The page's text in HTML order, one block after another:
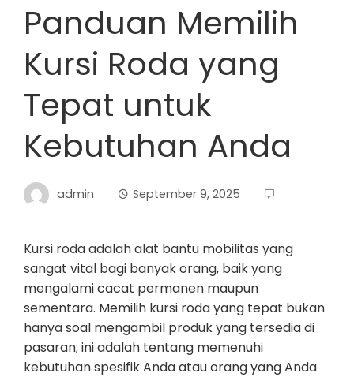
Panduan Memilih
Kursi Roda yang
Tepat untuk
Kebutuhan Anda
admin September 9, 2025
Kursi roda adalah alat bantu mobilitas yang
sangat vital bagi banyak orang, baik yang
mengalami cacat permanen maupun
sementara. Memilih kursi roda yang tepat bukan
hanya soal mengambil produk yang tersedia di
pasaran; ini adalah tentang memenuhi
kebutuhan spesifik Anda atau orang yang Anda